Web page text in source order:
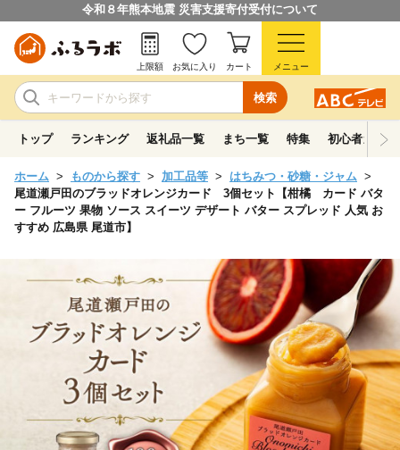
令和８年熊本地震 災害支援寄付受付について
検索
上限額 お気に入り カート メニュー
トップ ランキング 返礼品一覧 まち一覧 特集 初心者ガイド
ホーム ものから探す 加工品等
はちみつ・砂糖・ジャム
尾道瀬戸田のブラッドオレンジカード 3個セット【柑橘 カード バタ
ー フルーツ 果物 ソース スイーツ デザート バター スプレッド 人気 お
すすめ 広島県 尾道市】